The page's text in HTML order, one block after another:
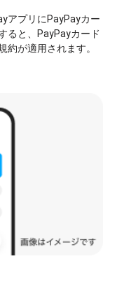
アプリにPayPayカー
ると、PayPayカード
約が適用されます。